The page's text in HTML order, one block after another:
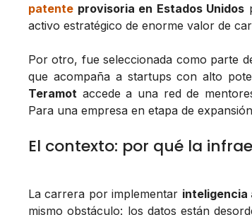
patente provisoria en Estados Unidos
activo estratégico de enorme valor de
Por otro, fue seleccionada como parte
que acompaña a startups con alto
Teramot accede a una red de
Para una empresa en etapa de
El contexto: por qué la
La carrera por implementar
mismo obstáculo: los datos están